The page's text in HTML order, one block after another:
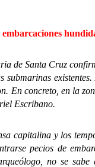
de Santa Cruz
submarinas
En concreto, en la
Escribano.
y los
pecios de
no se